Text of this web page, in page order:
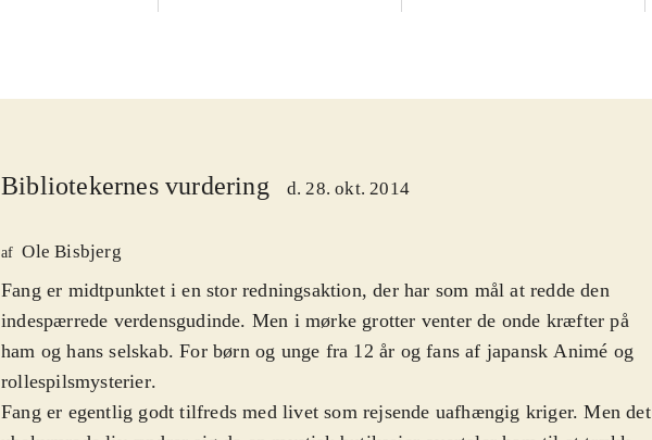
Bibliotekernes vurdering d. 28. okt. 2014
af Ole Bisbjerg
Fang er midtpunktet i en stor redningsaktion, der har som mål at redde den
indespærrede verdensgudinde. Men i mørke grotter venter de onde kræfter på
ham og hans selskab. For børn og unge fra 12 år og fans af japansk Animé og
rollespilsmysterier.
Fang er egentlig godt tilfreds med livet som rejsende uafhængig kriger. Men det